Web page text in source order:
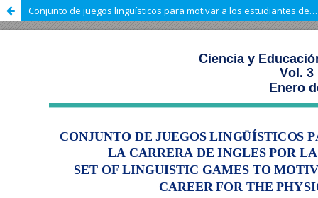
Conjunto de juegos lingüísticos para motivar a los estudiantes de la carrera de Ingles por la clase de Educación Física